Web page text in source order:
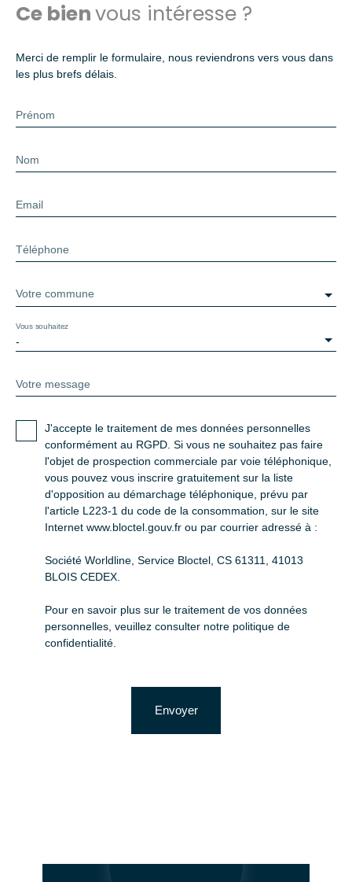
Ce bienvous intéresse ?
Merci de remplir le formulaire, nous reviendrons vers vous dans
les plus brefs délais.
Prénom
Nom
Email
Téléphone
Votre commune
-
Vous souhaitez
Votre message
J'accepte le traitement de mes données personnelles
conformément au RGPD. Si vous ne souhaitez pas faire
l'objet de prospection commerciale par voie téléphonique,
vous pouvez vous inscrire gratuitement sur la liste
d'opposition au démarchage téléphonique, prévu par
l'article L223-1 du code de la consommation, sur le site
Internet www.bloctel.gouv.fr ou par courrier adressé à :
Société Worldline, Service Bloctel, CS 61311, 41013
BLOIS CEDEX.
Pour en savoir plus sur le traitement de vos données
personnelles, veuillez consulter notre politique de
confidentialité
Envoyer